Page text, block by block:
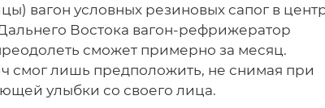
вагон условных резиновых сапог в
Востока вагон-рефрижератор
сможет примерно за месяц.
смог лишь предположить, не снимая при
улыбки со своего лица.